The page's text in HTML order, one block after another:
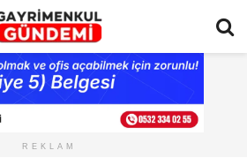
REKLAM